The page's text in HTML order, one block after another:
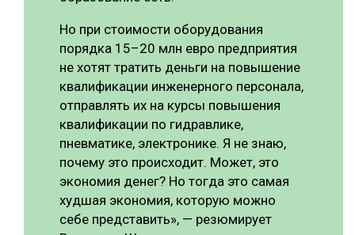
Но при стоимости оборудования
порядка 15–20 млн евро предприятия
не хотят тратить деньги на повышение
квалификации инженерного персонала,
отправлять их на курсы повышения
квалификации по гидравлике,
пневматике, электронике. Я не знаю,
почему это происходит. Может, это
экономия денег? Но тогда это самая
худшая экономия, которую можно
себе представить», — резюмирует